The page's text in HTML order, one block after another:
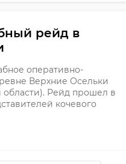
рейд в
оперативно-
Верхние Осельки
Рейд прошел в
кочевого